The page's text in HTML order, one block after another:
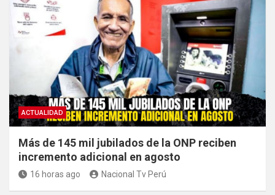
ACTUALIDAD
Más de 145 mil jubilados de la ONP reciben
incremento adicional en agosto
16 horas ago Nacional Tv Perú